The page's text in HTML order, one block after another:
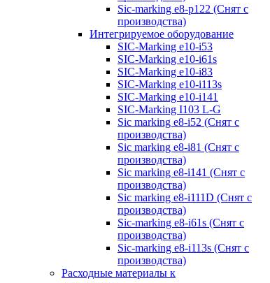
Sic-marking e8-p122 (Снят с
производства)
Интегрируемое оборудование
SIC-Marking e10-i53
SIC-Marking e10-i61s
SIC-Marking e10-i83
SIC-Marking e10-i113s
SIC-Marking e10-i141
SIC-Marking I103 L-G
Sic marking e8-i52 (Снят с
производства)
Sic marking e8-i81 (Снят с
производства)
Sic marking e8-i141 (Снят с
производства)
Sic marking e8-i111D (Снят с
производства)
Sic-marking e8-i61s (Снят с
производства)
Sic-marking e8-i113s (Снят с
производства)
Расходные материалы к